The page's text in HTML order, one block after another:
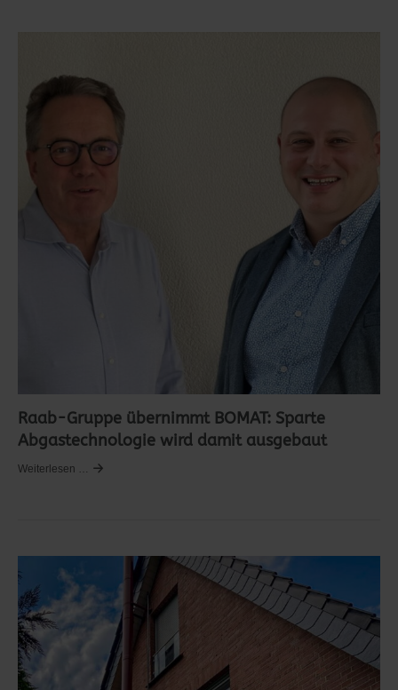
Raab-Gruppe übernimmt BOMAT: Sparte
Abgastechnologie wird damit ausgebaut
Weiterlesen …